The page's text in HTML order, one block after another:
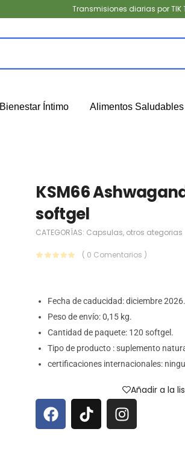
Transmisiones diarias por TIK
Bienestar Íntimo Alimentos Saludables
KSM66
softgel
CATEGORÍAS: Capsulas, otros ategorias
( 0 Comentarios )
Fecha de caducidad: diciembre2026.
Peso de envío:0,15 kg.
Cantidad de paquete: 120 softgel.
Tipo de producto : suplemento
certificaciones internacionales:
Añadir a la